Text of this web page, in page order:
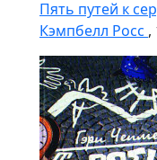
Пять путей к
Кэмпбелл Росс ,